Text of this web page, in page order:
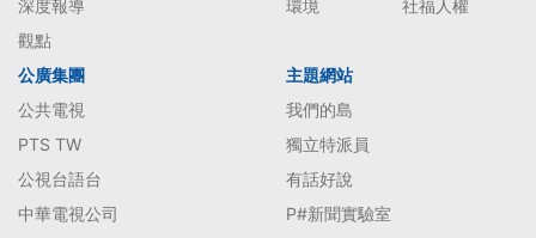
深度報導
觀點
環境
社福人權
公廣集團
公共電視
PTS TW
公視台語台
中華電視公司
主題網站
我們的島
獨立特派員
有話好說
P#新聞實驗室